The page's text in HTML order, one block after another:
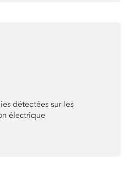
détectées sur les
électrique